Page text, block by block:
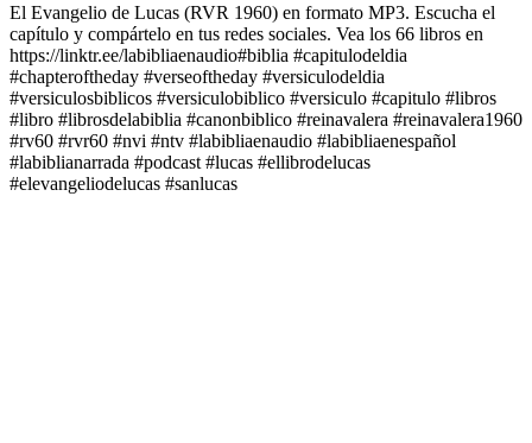
El Evangelio de Lucas (RVR 1960) en formato MP3. Escucha el
capítulo y compártelo en tus redes sociales. Vea los 66 libros en
https://linktr.ee/labibliaenaudio#biblia #capitulodeldia
#chapteroftheday #verseoftheday #versiculodeldia
#versiculosbiblicos #versiculobiblico #versiculo #capitulo #libros
#libro #librosdelabiblia #canonbiblico #reinavalera #reinavalera1960
#rv60 #rvr60 #nvi #ntv #labibliaenaudio #labibliaenespañol
#labiblianarrada #podcast #lucas #ellibrodelucas
#elevangeliodelucas #sanlucas